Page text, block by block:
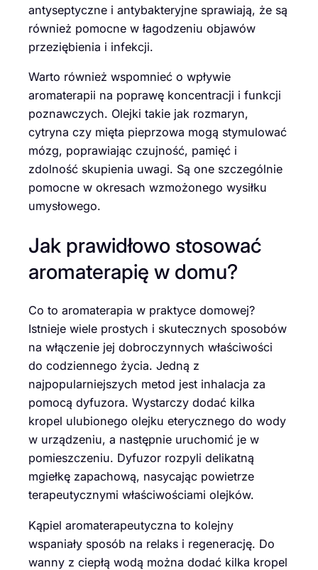
antyseptyczne i antybakteryjne sprawiają, że są
również pomocne w łagodzeniu objawów
przeziębienia i infekcji.
Warto również wspomnieć o wpływie
aromaterapii na poprawę koncentracji i funkcji
poznawczych. Olejki takie jak rozmaryn,
cytryna czy mięta pieprzowa mogą stymulować
mózg, poprawiając czujność, pamięć i
zdolność skupienia uwagi. Są one szczególnie
pomocne w okresach wzmożonego wysiłku
umysłowego.
Jak prawidłowo stosować
aromaterapię w domu?
Co to aromaterapia w praktyce domowej?
Istnieje wiele prostych i skutecznych sposobów
na włączenie jej dobroczynnych właściwości
do codziennego życia. Jedną z
najpopularniejszych metod jest inhalacja za
pomocą dyfuzora. Wystarczy dodać kilka
kropel ulubionego olejku eterycznego do wody
w urządzeniu, a następnie uruchomić je w
pomieszczeniu. Dyfuzor rozpyli delikatną
mgiełkę zapachową, nasycając powietrze
terapeutycznymi właściwościami olejków.
Kąpiel aromaterapeutyczna to kolejny
wspaniały sposób na relaks i regenerację. Do
wanny z ciepłą wodą można dodać kilka kropel